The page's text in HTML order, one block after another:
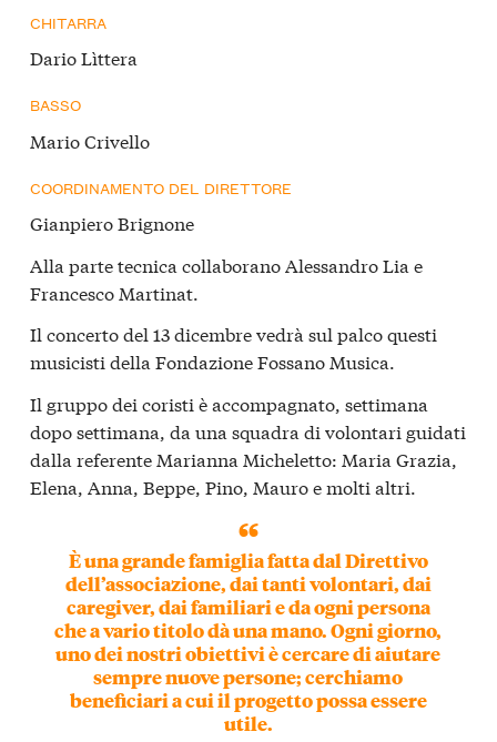
CHITARRA
Dario Lìttera
BASSO
Mario Crivello
COORDINAMENTO DEL DIRETTORE
Gianpiero Brignone
Alla parte tecnica collaborano Alessandro Lia e
Francesco Martinat.
Il concerto del 13 dicembre vedrà sul palco questi
musicisti della Fondazione Fossano Musica.
Il gruppo dei coristi è accompagnato, settimana
dopo settimana, da una squadra di volontari guidati
dalla referente Marianna Micheletto: Maria Grazia,
Elena, Anna, Beppe, Pino, Mauro e molti altri.
È una grande famiglia fatta dal Direttivo
dell’associazione, dai tanti volontari, dai
caregiver, dai familiari e da ogni persona
che a vario titolo dà una mano. Ogni giorno,
uno dei nostri obiettivi è cercare di aiutare
sempre nuove persone; cerchiamo
beneficiari a cui il progetto possa essere
utile.